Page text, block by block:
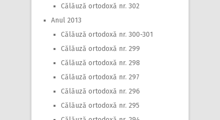
Călăuză ortodoxă nr. 302
Anul 2013
Călăuză ortodoxă nr. 300-301
Călăuză ortodoxă nr. 299
Călăuză ortodoxă nr. 298
Călăuză ortodoxă nr. 297
Călăuză ortodoxă nr. 296
Călăuză ortodoxă nr. 295